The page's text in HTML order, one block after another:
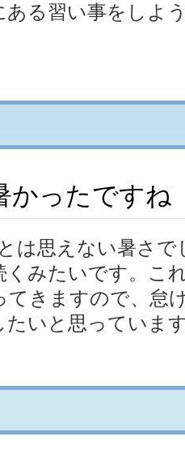
ある習い事をしよ
かったですね
は思えない暑さで
くみたいです。こ
てきますので、怠
たいと思っていま